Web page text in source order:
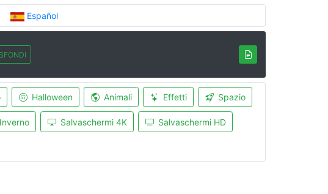
Español
SFONDI
Halloween Animali Effetti Spazio
Inverno Salvaschermi 4K Salvaschermi HD